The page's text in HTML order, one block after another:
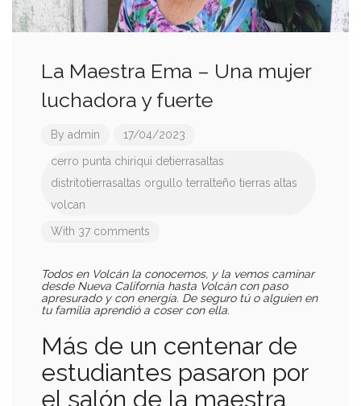
La Maestra Ema – Una mujer
luchadora y fuerte
By admin 17/04/2023
cerro punta chiriqui detierrasaltas
distritotierrasaltas orgullo terralteño tierras altas
volcan
With 37 comments
Todos en Volcán la conocemos, y la vemos caminar
desde Nueva California hasta Volcán con paso
apresurado y con energía. De seguro tú o alguien en
tu familia aprendió a coser con ella.
Más de un centenar de
estudiantes pasaron por
el salón de la maestra